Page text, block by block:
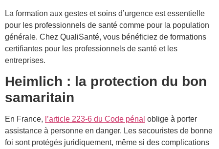
La formation aux gestes et soins d’urgence est essentielle
pour les professionnels de santé comme pour la population
générale. Chez QualiSanté, vous bénéficiez de formations
certifiantes pour les professionnels de santé et les
entreprises.
Heimlich : la protection du bon
samaritain
En France, l’article 223-6 du Code pénal oblige à porter
assistance à personne en danger. Les secouristes de bonne
foi sont protégés juridiquement, même si des complications